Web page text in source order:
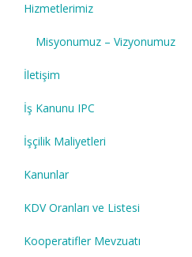
Hizmetlerimiz
Misyonumuz – Vizyonumuz
İletişim
İş Kanunu IPC
İşçilik Maliyetleri
Kanunlar
KDV Oranları ve Listesi
Kooperatifler Mevzuatı